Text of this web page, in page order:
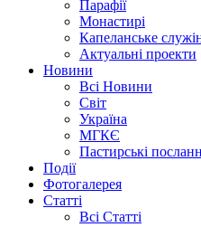
Парафії
Монастирі
Капеланське
Актуальні проекти
Новини
Всі Новини
Світ
Україна
МГКЄ
Пастирські
Події
Фотогалерея
Статті
Всі Статті